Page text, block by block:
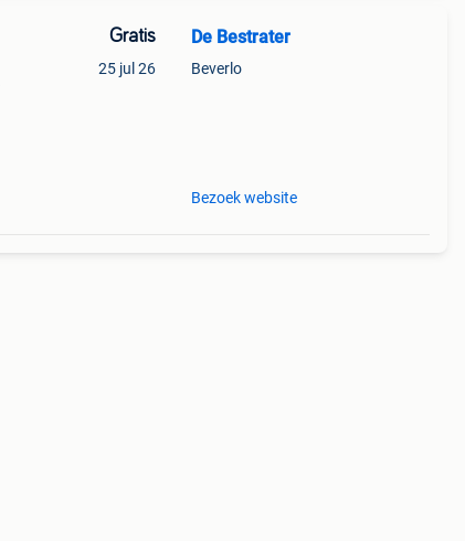
Gratis
25 jul 26
De Bestrater
Beverlo
Bezoek website